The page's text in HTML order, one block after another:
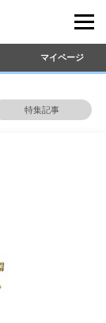
マイページ
特集記事